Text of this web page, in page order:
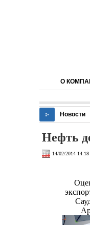
О
Новости
Нефть
14/02/2014 14:18